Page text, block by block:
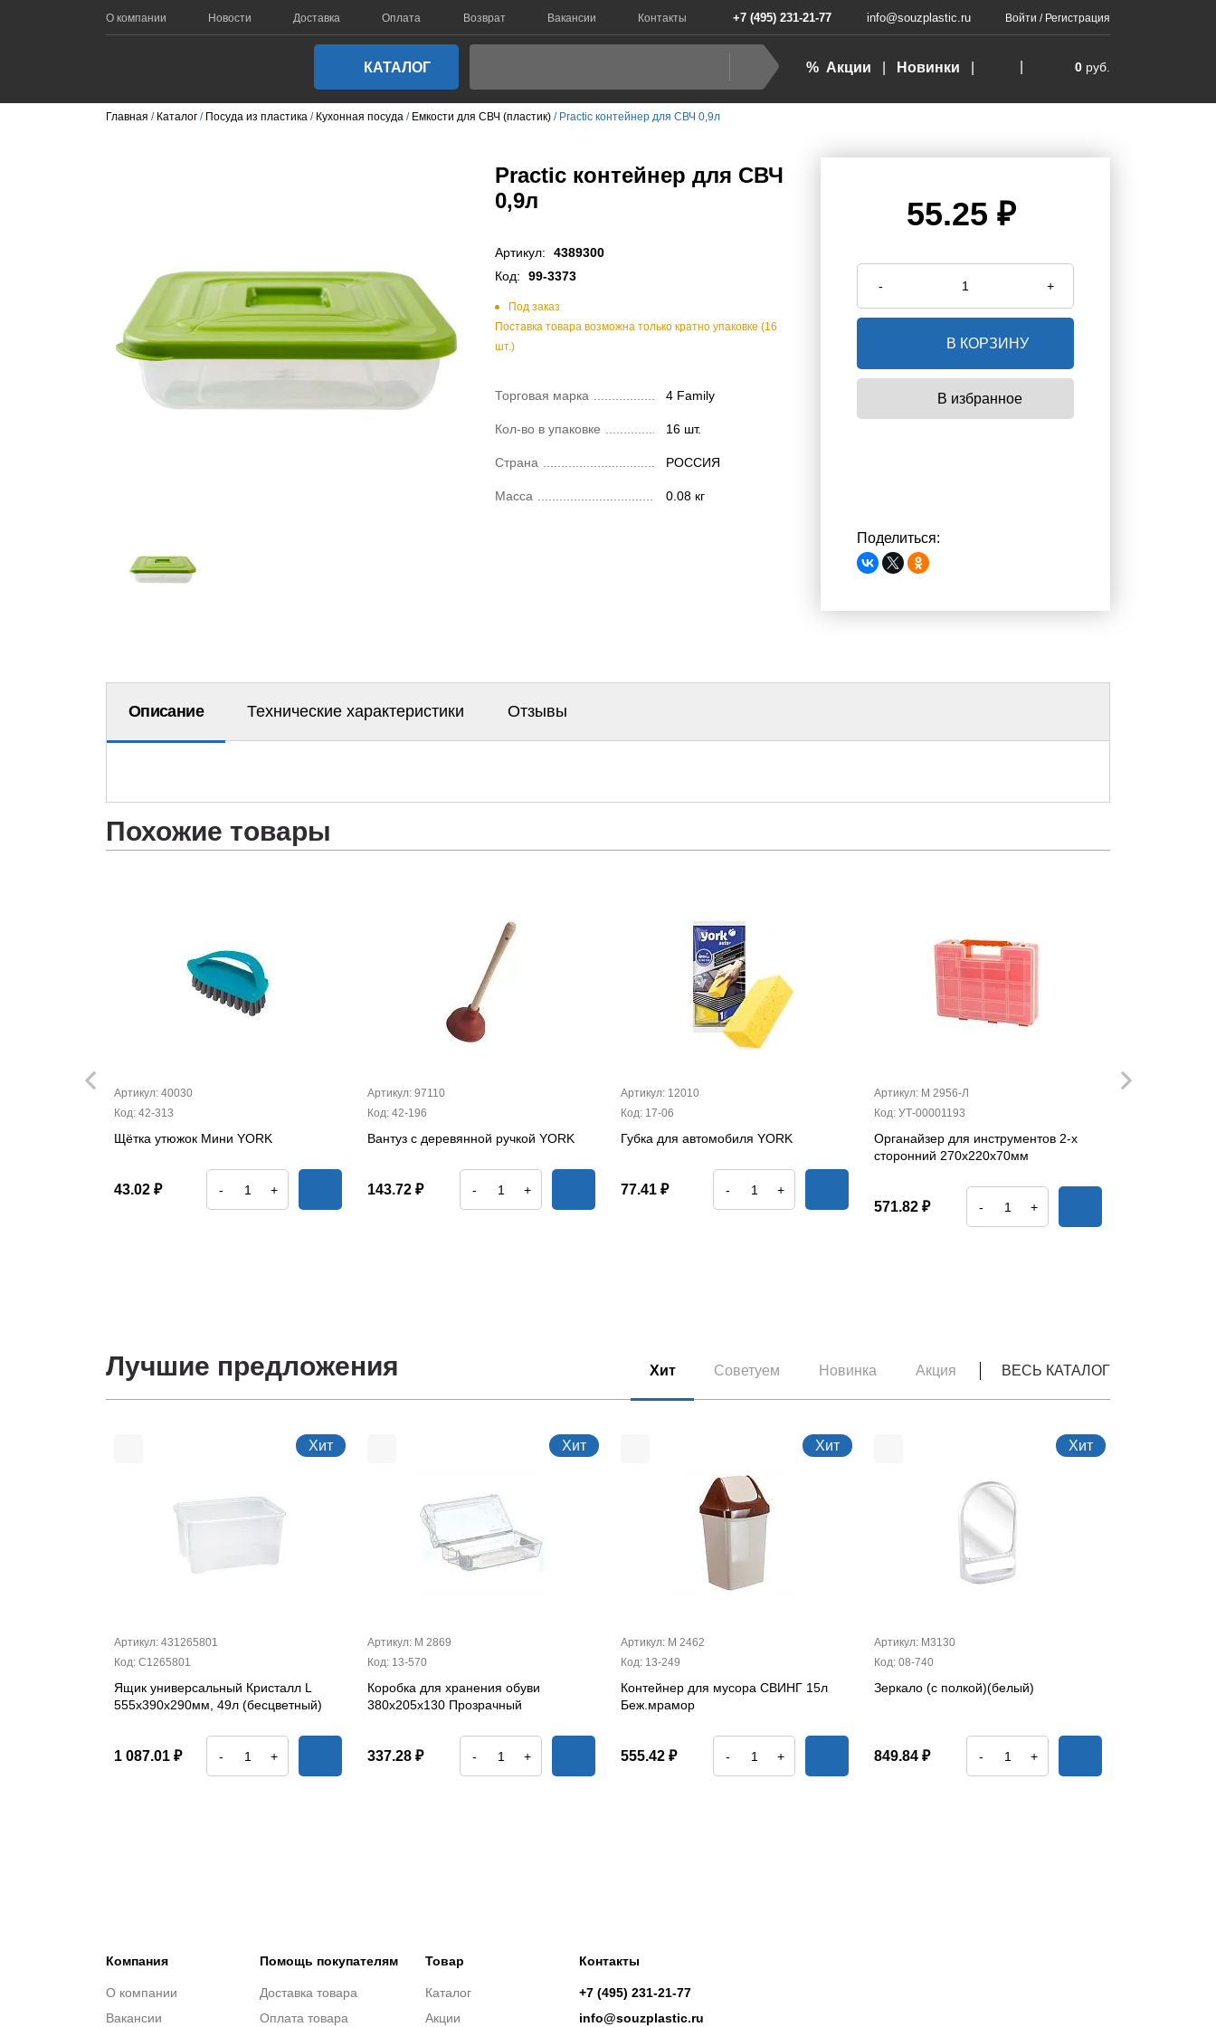
О компании Новости Доставка Оплата Возврат Вакансии Контакты +7 (495) 231-21-77 info@souzplastic.ru Войти / Регистрация
КАТАЛОГ % Акции Новинки 0 руб.
Главная Каталог Посуда из пластика Кухонная посуда Емкости для СВЧ (пластик) Practic контейнер для СВЧ 0,9л
Practic контейнер для СВЧ
0,9л
Артикул:
4389300
Код:
99-3373
Под заказ
Поставка товара возможна только кратно упаковке (16
шт.)
Торговая марка 4 Family
Кол-во в упаковке 16 шт.
Страна РОССИЯ
Масса 0.08 кг
55.25 ₽
- +
В КОРЗИНУ
Поделиться:
Описание Технические характеристики Отзывы
Похожие товары
Артикул: 40030
Код: 42-313
Щётка утюжок Мини YORK
43.02 ₽ - +
Артикул: 97110
Код: 42-196
Вантуз с деревянной ручкой YORK
143.72 ₽ - +
Артикул: 12010
Код: 17-06
Губка для автомобиля YORK
77.41 ₽ - +
Артикул: М 2956-Л
Код: УТ-00001193
Органайзер для инструментов 2-х
сторонний 270х220х70мм
571.82 ₽ - +
Лучшие предложения Хит Советуем Новинка Акция ВЕСЬ КАТАЛОГ
Хит
Артикул: 431265801
Код: С1265801
Ящик универсальный Кристалл L
555х390х290мм, 49л (бесцветный)
1 087.01 ₽ - +
Хит
Артикул: М 2869
Код: 13-570
Коробка для хранения обуви
380х205х130 Прозрачный
337.28 ₽ - +
Хит
Артикул: М 2462
Код: 13-249
Контейнер для мусора СВИНГ 15л
Беж.мрамор
555.42 ₽ - +
Хит
Артикул: М3130
Код: 08-740
Зеркало (с полкой)(белый)
849.84 ₽ - +
Компания
О компании
Вакансии
Помощь покупателям
Доставка товара
Оплата товара
Товар
Каталог
Акции
Контакты
+7 (495) 231-21-77
info@souzplastic.ru